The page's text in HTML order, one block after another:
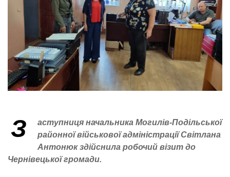
З
аступниця начальника Могилів-Подільської
районної військової адміністрації Світлана
Антонюк здійснила робочий візит до
Чернівецької громади.